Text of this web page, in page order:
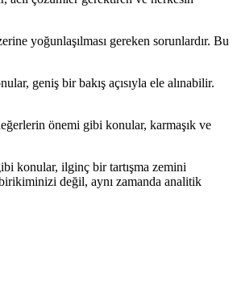
yoğunlaşılması gereken sorunlardır. Bu
geniş bir bakış açısıyla ele alınabilir.
önemi gibi konular, karmaşık ve
konular, ilginç bir tartışma zemini
değil, aynı zamanda analitik